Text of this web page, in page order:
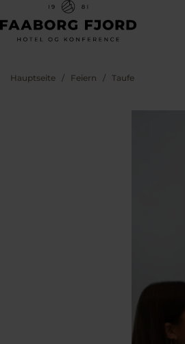
Hauptseite Feiern Taufe